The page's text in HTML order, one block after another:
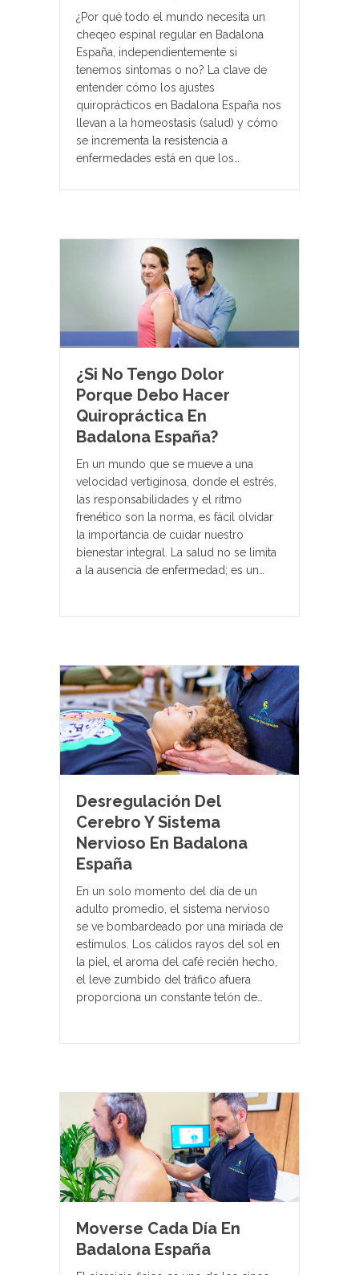
¿Por qué todo el mundo necesita un
cheqeo espinal regular en Badalona
España, independientemente si
tenemos sintomas o no? La clave de
entender cómo los ajustes
quiroprácticos en Badalona España nos
llevan a la homeostasis (salud) y cómo
se incrementa la resistencia a
enfermedades está en que los…
¿Si No Tengo Dolor
Porque Debo Hacer
Quiropráctica En
Badalona España?
En un mundo que se mueve a una
velocidad vertiginosa, donde el estrés,
las responsabilidades y el ritmo
frenético son la norma, es fácil olvidar
la importancia de cuidar nuestro
bienestar integral. La salud no se limita
a la ausencia de enfermedad; es un…
Desregulación Del
Cerebro Y Sistema
Nervioso En Badalona
España
En un solo momento del día de un
adulto promedio, el sistema nervioso
se ve bombardeado por una miríada de
estímulos. Los cálidos rayos del sol en
la piel, el aroma del café recién hecho,
el leve zumbido del tráfico afuera
proporciona un constante telón de…
Moverse Cada Día En
Badalona España